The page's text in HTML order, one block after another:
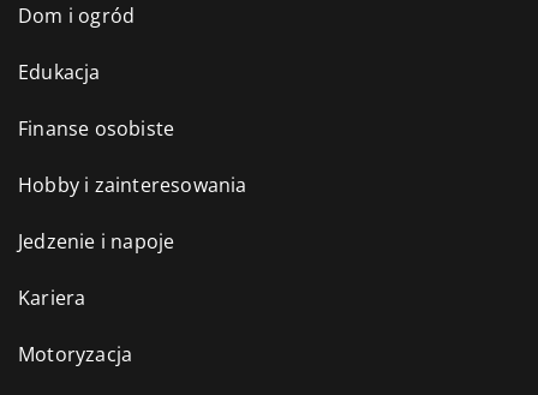
Dom i ogród
Edukacja
Finanse osobiste
Hobby i zainteresowania
Jedzenie i napoje
Kariera
Motoryzacja